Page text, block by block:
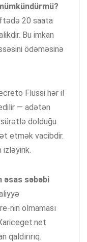
20 saata
Bu imkan
ödəməsinə
Flussi hər il
— adətən
dolduğu
etmək vacibdir.
əsas səbəbi
nin olmaması